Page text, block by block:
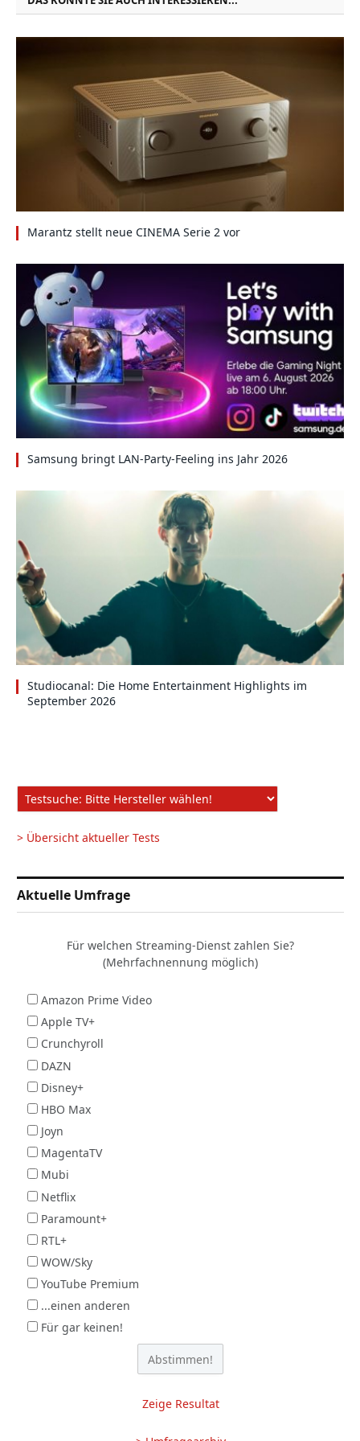
Marantz stellt neue CINEMA Serie 2 vor
Samsung bringt LAN-Party-Feeling ins Jahr 2026
Studiocanal: Die Home Entertainment Highlights im
September 2026
> Übersicht aktueller Tests
Aktuelle Umfrage
Für welchen Streaming-Dienst zahlen Sie?
(Mehrfachnennung möglich)
Amazon Prime Video
Apple TV+
Crunchyroll
DAZN
Disney+
HBO Max
Joyn
MagentaTV
Mubi
Netflix
Paramount+
RTL+
WOW/Sky
YouTube Premium
...einen anderen
Für gar keinen!
Zeige Resultat